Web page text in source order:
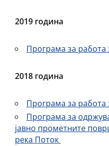
2019 година
Програма за работа
2018 година
Програма за работа
Програма за
јавно прометните
река Поток